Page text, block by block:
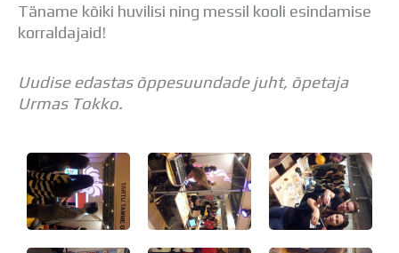
ÜLDINFO
Sisseastumine
Dokumendid
Uudised
Toitlustamine
Virtuaaltuur
Õpilasesindus
Kontaktid
Täname kõiki huvilisi ning messil kooli esindamise
korraldajaid!
Uudise edastas õppesuundade juht, õpetaja
Urmas Tokko.